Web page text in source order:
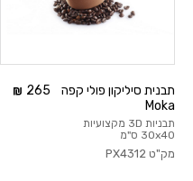
תבנית סיליקון פולי קפה
Moka
תבניות 3D מקצועיות
30x40 ס"מ
מק"ט PX4312
265